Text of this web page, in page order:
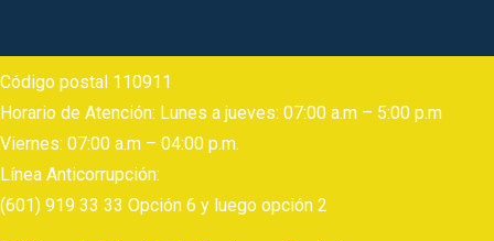
Código postal 110911
Horario de Atención: Lunes a jueves: 07:00 a.m – 5:00 p.m
Viernes: 07:00 a.m – 04:00 p.m.
Línea Anticorrupción:
(601) 919 33 33 Opción 6 y luego opción 2